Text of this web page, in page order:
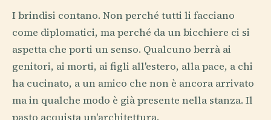
I brindisi contano. Non perché tutti li facciano
come diplomatici, ma perché da un bicchiere ci si
aspetta che porti un senso. Qualcuno berrà ai
genitori, ai morti, ai figli all'estero, alla pace, a chi
ha cucinato, a un amico che non è ancora arrivato
ma in qualche modo è già presente nella stanza. Il